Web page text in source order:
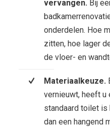
vervangen. Bij
onderdelen. Hoe
zitten, hoe lager
de vloer- en
Materiaalkeuze.
vernieuwt, heeft u
standaard toilet
dan een hangend